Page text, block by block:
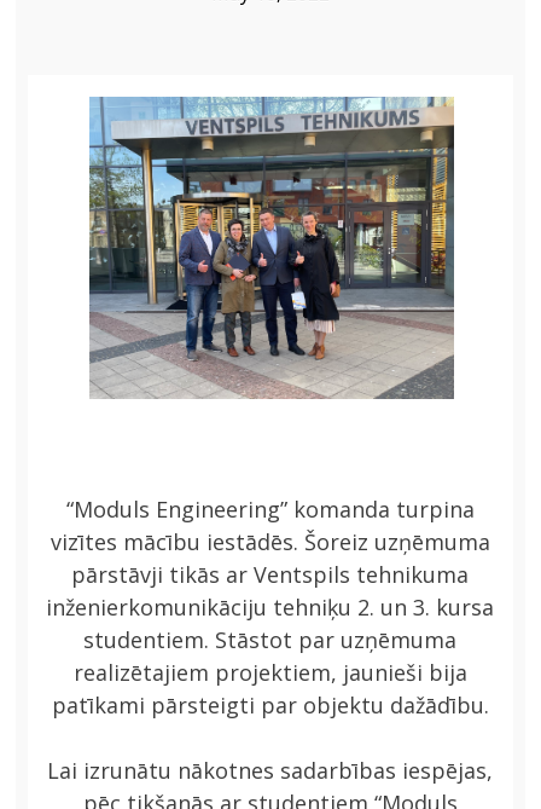
“Moduls Engineering” komanda turpina
vizītes mācību iestādēs. Šoreiz uzņēmuma
pārstāvji tikās ar Ventspils tehnikuma
inženierkomunikāciju tehniķu 2. un 3. kursa
studentiem. Stāstot par uzņēmuma
realizētajiem projektiem, jaunieši bija
patīkami pārsteigti par objektu dažādību.
Lai izrunātu nākotnes sadarbības iespējas,
pēc tikšanās ar studentiem “Moduls